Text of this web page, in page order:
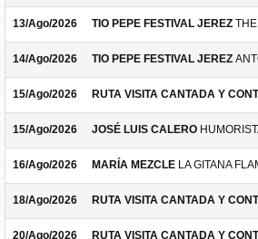
13/Ago/2026 TIO PEPE FESTIVAL JEREZ
14/Ago/2026 TIO PEPE FESTIVAL JEREZ
15/Ago/2026 RUTA VISITA CANTADA Y
15/Ago/2026 JOSÉ LUIS CALERO
16/Ago/2026 MARÍA MEZCLE LA GITANA
18/Ago/2026 RUTA VISITA CANTADA Y
20/Ago/2026 RUTA VISITA CANTADA Y